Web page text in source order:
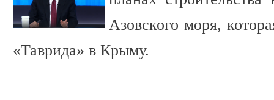
Азовского моря,
«Таврида» в Крыму.